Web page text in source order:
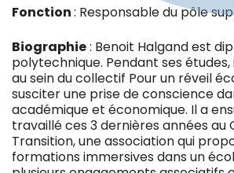
Fonction: Responsable du pôle
Biographie: Benoit Halgand est
polytechnique. Pendant ses études,
au sein du collectif Pour un réveil
susciter une prise de conscience
académique et économique. Il a
travaillé ces 3 dernières années au
Transition, une association qui
formations immersives dans un